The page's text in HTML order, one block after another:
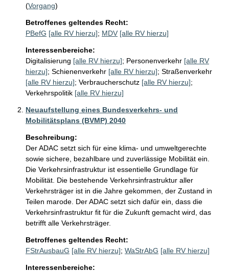
(Vorgang)
Betroffenes geltendes Recht:
PBefG [alle RV hierzu]; MDV [alle RV hierzu]
Interessenbereiche:
Digitalisierung [alle RV hierzu]; Personenverkehr [alle RV
hierzu]; Schienenverkehr [alle RV hierzu]; Straßenverkehr
[alle RV hierzu]; Verbraucherschutz [alle RV hierzu];
Verkehrspolitik [alle RV hierzu]
Neuaufstellung eines Bundesverkehrs- und
Mobilitätsplans (BVMP) 2040
Beschreibung:
Der ADAC setzt sich für eine klima- und umweltgerechte
sowie sichere, bezahlbare und zuverlässige Mobilität ein.
Die Verkehrsinfrastruktur ist essentielle Grundlage für
Mobilität. Die bestehende Verkehrsinfrastruktur aller
Verkehrsträger ist in die Jahre gekommen, der Zustand in
Teilen marode. Der ADAC setzt sich dafür ein, dass die
Verkehrsinfrastruktur fit für die Zukunft gemacht wird, das
betrifft alle Verkehrsträger.
Betroffenes geltendes Recht:
FStrAusbauG [alle RV hierzu]; WaStrAbG [alle RV hierzu]
Interessenbereiche: